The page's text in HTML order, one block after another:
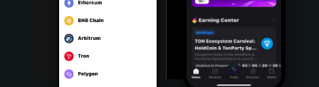
Português (Portugal)
Bahasa Indonesia